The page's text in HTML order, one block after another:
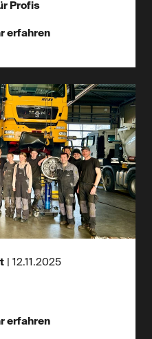
Profis
erfahren
12.11.2025
erfahren